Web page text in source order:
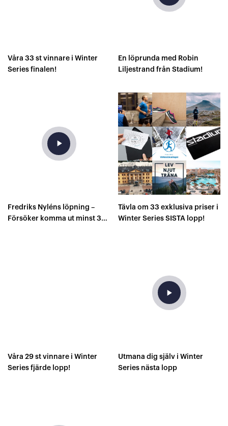
Våra 33 st vinnare i Winter
Series finalen!
En löprunda med Robin
Liljestrand från Stadium!
play_arrow
Fredriks Nyléns löpning –
Försöker komma ut minst 30
Tävla om 33 exklusiva priser i
Winter Series SISTA lopp!
Våra 29 st vinnare i Winter
Series fjärde lopp!
play_arrow
Utmana dig själv i Winter
Series nästa lopp